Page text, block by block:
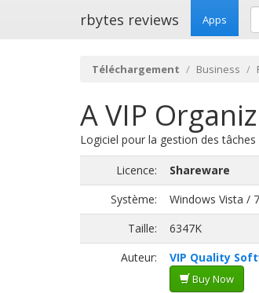
rbytes reviews Apps
Téléchargement Business
A VIP
Logiciel pour la gestion des
Licence:
Shareware
Système:
Windows Vista /
Taille:
6347K
Auteur:
VIP Quality
Buy Now